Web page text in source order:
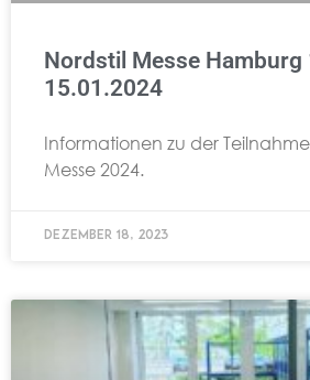
Nordstil Messe
15.01.2024
Informationen zu der
Messe 2024.
Dezember 18, 2023